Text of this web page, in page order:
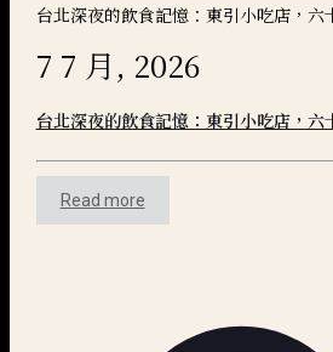
台北深夜的飲食記憶：東引小吃店，六
7 7 月, 2026
台北深夜的飲食記憶：東引小吃店，六
Read more